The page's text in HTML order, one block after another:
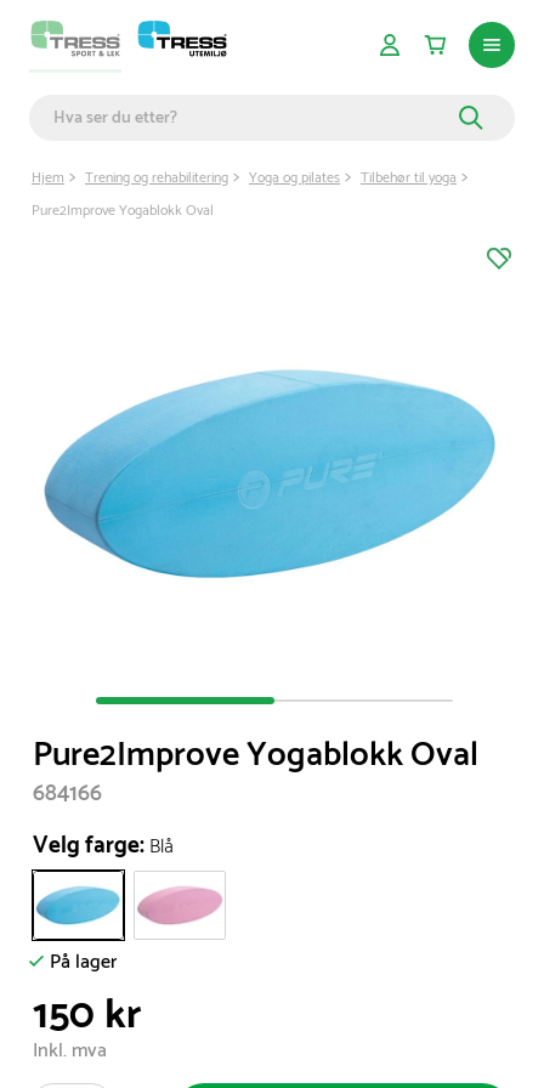
Hjem Trening og rehabilitering Yoga og pilates
Tilbehør til yoga
Pure2Improve Yogablokk Oval
of
2
Pure2Improve Yogablokk Oval
684166
Velg farge:Blå
På lager
150 kr
Inkl. mva